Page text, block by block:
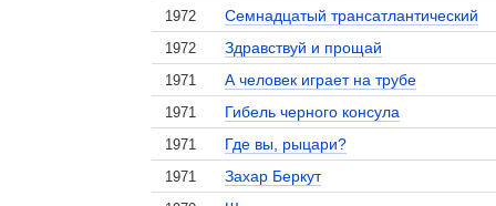
1972 Семнадцатый трансатлантический
1972 Здравствуй и прощай
1971 А человек играет на трубе
1971 Гибель черного консула
1971 Где вы, рыцари?
1971 Захар Беркут